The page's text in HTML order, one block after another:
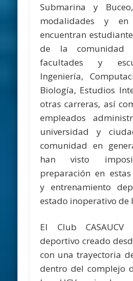
Submarina y
modalidades y
encuentran
de la comunidad
facultades y
Ingeniería,
Biología, Estudios
otras carreras, así
empleados
universidad y
comunidad en
han visto
preparación en
y entrenamiento
estado inoperativo de
El Club
deportivo creado
con una trayectoria
dentro del complejo